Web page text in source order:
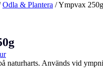
Odla & Plantera /Ympvax 250g
naturharts. Används vid